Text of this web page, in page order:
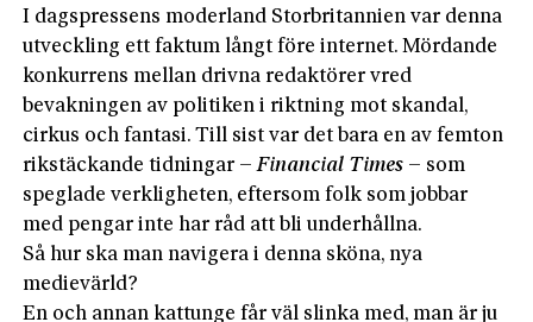
I dagspressens moderland Storbritannien var denna
utveckling ett faktum långt före internet. Mördande
konkurrens mellan drivna redaktörer vred
bevakningen av politiken i riktning mot skandal,
cirkus och fantasi. Till sist var det bara en av femton
rikstäckande tidningar –Financial Times – som
speglade verkligheten, eftersom folk som jobbar
med pengar inte har råd att bli underhållna.
Så hur ska man navigera i denna sköna, nya
medievärld?
En och annan kattunge får väl slinka med, man är ju